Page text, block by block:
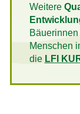
Weitere
Menschen
die LFI